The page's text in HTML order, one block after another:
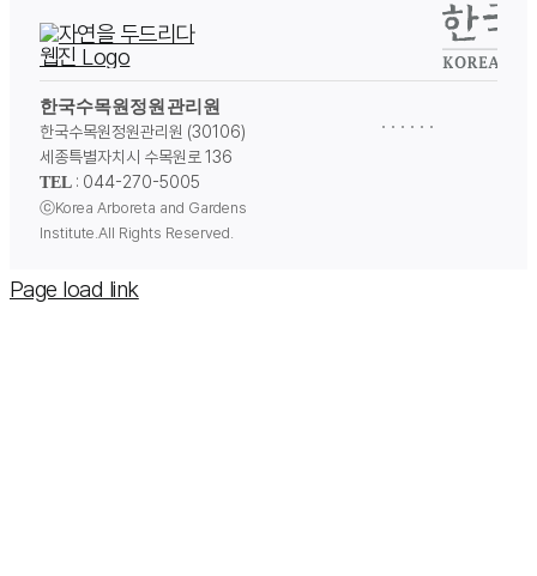
한국수목원정원관리원
한국수목원정원관리원 (30106)
세종특별자치시 수목원로 136
TEL : 044-270-5005
ⓒKorea Arboreta and Gardens
Institute.All Rights Reserved.
Page load link